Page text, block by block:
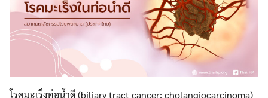
โรคมะเร็งท่อน้ำดี (biliary tract cancer; cholangiocarcinoma)